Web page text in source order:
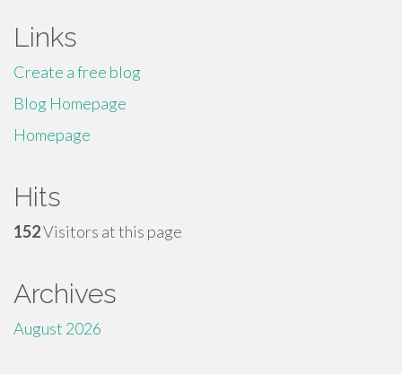
Links
Create a free blog
Blog Homepage
Homepage
Hits
152Visitors at this page
Archives
August 2026